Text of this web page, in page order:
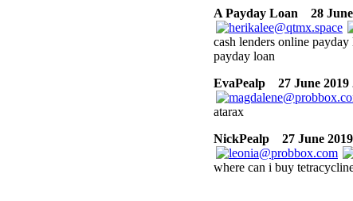
A Payday Loan
28
cash lenders online
payday loan
EvaPealp
27 June 2019
atarax
NickPealp
27 June
where can i buy